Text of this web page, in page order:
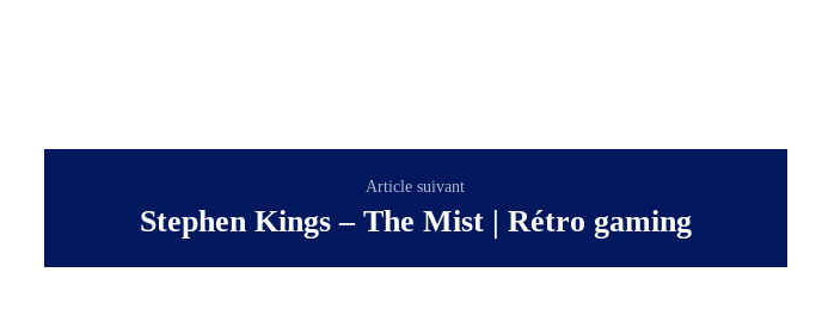
Article suivant
Stephen Kings – The Mist | Rétro gaming